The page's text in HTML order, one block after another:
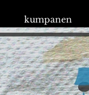
kumpanen